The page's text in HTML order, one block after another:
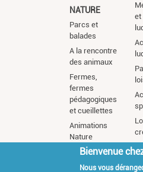
NATURE
Parcs et
balades
A la rencontre
des animaux
Fermes,
fermes
pédagogiques
et cueillettes
Animations
Nature
et
Bienvenue
Nous vous